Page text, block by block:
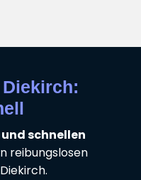
schnellen
reibungslosen